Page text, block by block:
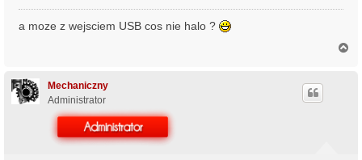
a moze z wejsciem USB cos nie halo ?
Mechaniczny
Administrator